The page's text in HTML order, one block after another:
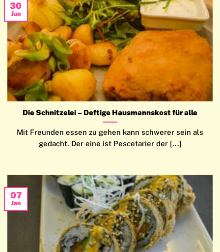
Die Schnitzelei – Deftige Hausmannskost für alle
Mit Freunden essen zu gehen kann schwerer sein als
gedacht. Der eine ist Pescetarier der [...]
30
Jan
07
Jan